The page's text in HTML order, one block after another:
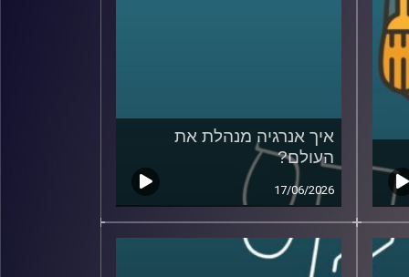
איך אנרגיה מנהלת את
העולם?
17/06/2026